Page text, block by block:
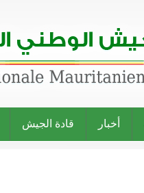
أخبار قادة الجيش